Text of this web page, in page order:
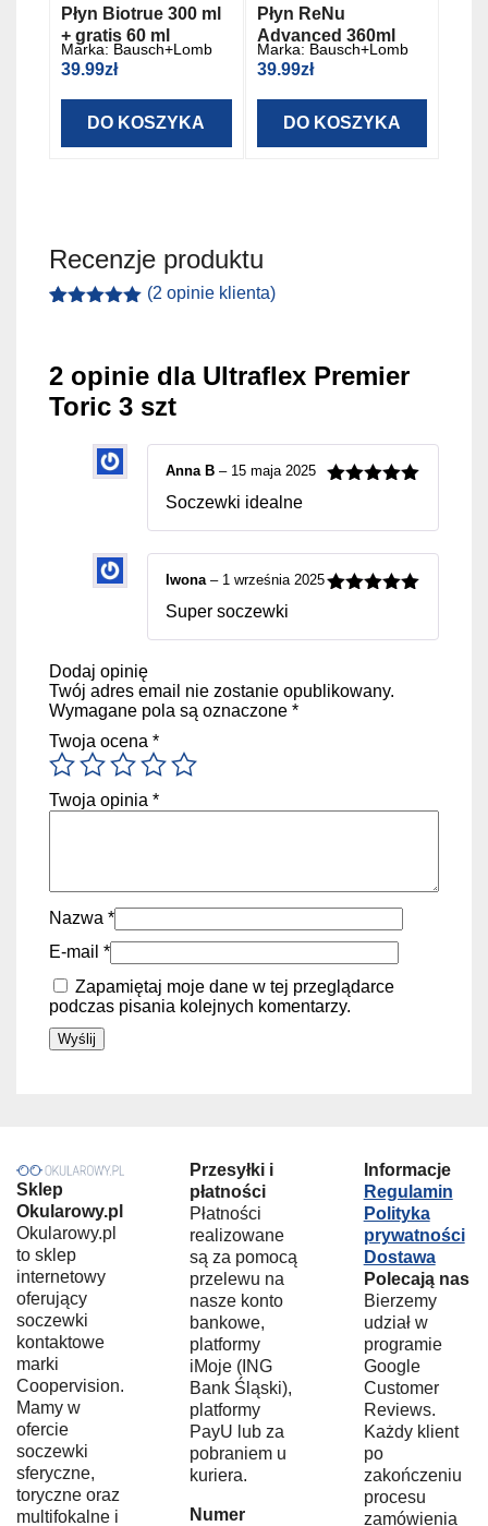
Płyn Biotrue 300 ml
+ gratis 60 ml
Marka: Bausch+Lomb
39.99zł
DO KOSZYKA
Płyn ReNu
Advanced 360ml
Marka: Bausch+Lomb
39.99zł
DO KOSZYKA
Recenzje produktu
podstawie
ocen
klientów
(2 opinie klienta)
2 opinie dla Ultraflex Premier
Toric 3 szt
Anna B – 15 maja 2025
Soczewki idealne
Iwona – 1 września 2025
Super soczewki
Dodaj opinię
Twój adres email nie zostanie opublikowany.
Wymagane pola są oznaczone *
Twoja ocena *
Twoja opinia *
Nazwa *
E-mail *
Zapamiętaj moje dane w tej przeglądarce
podczas pisania kolejnych komentarzy.
Sklep
Okularowy.pl
Okularowy.pl
to sklep
internetowy
oferujący
soczewki
kontaktowe
marki
Coopervision.
Mamy w
ofercie
soczewki
sferyczne,
toryczne oraz
multifokalne i
Przesyłki i
płatności
Płatności
realizowane
są za pomocą
przelewu na
nasze konto
bankowe,
platformy
iMoje (ING
Bank Śląski),
platformy
PayU lub za
pobraniem u
kuriera.
Numer
Informacje
Regulamin
Polityka
prywatności
Dostawa
Polecają nas
Bierzemy
udział w
programie
Google
Customer
Reviews.
Każdy klient
po
zakończeniu
procesu
zamówienia